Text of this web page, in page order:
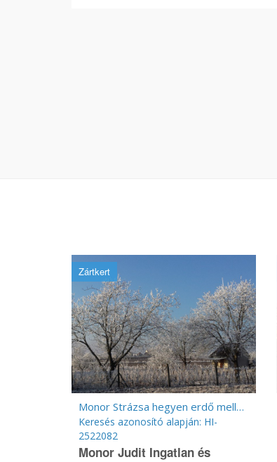
Zártkert
Monor Strázsa hegyen erdő mellett 2863 m2 zártkerti telek 12 m2 épülettel
Keresés azonosító alapján: HI-
2522082
Monor Judit Ingatlan és